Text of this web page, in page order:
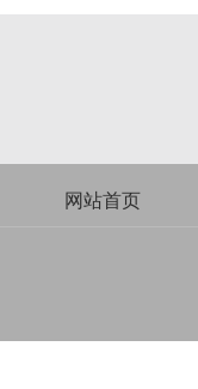
网站首页